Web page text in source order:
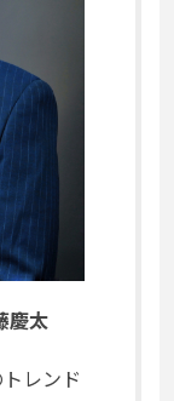
慶太
レンド